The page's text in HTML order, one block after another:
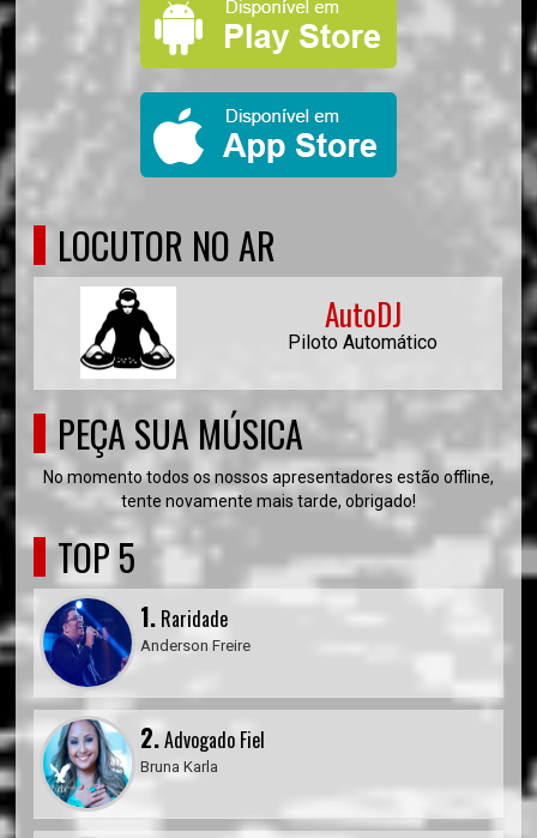
LOCUTOR NO AR
AutoDJ
Piloto Automático
PEÇA SUA MÚSICA
No momento todos os nossos apresentadores estão offline,
tente novamente mais tarde, obrigado!
TOP 5
1. Raridade
Anderson Freire
2.Advogado Fiel
Bruna Karla